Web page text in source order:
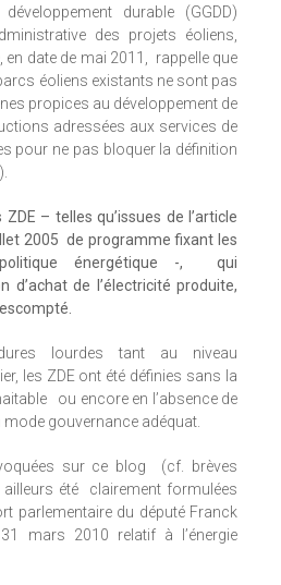
durable (GGDD)
des projets éoliens,
en date de mai 2011, rappelle que
éoliens existants ne sont pas
propices au développement de
adressées aux services de
pour ne pas bloquer la définition
– telles qu’issues de l’article
2005 de programme fixant les
énergétique -, qui
d’achat de l’électricité produite,
lourdes tant au niveau
les ZDE ont été définies sans la
ou encore en l’absence de
mode gouvernance adéquat.
sur ce blog (cf. brèves
été clairement formulées
parlementaire du député Franck
mars 2010 relatif à l’énergie